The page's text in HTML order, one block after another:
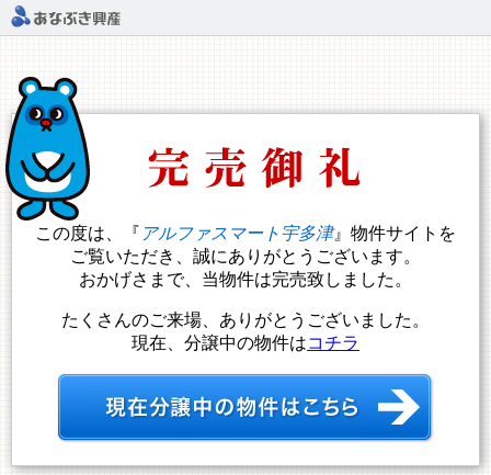
この度は、『 アルファスマート宇多津』物件サイトを
ご覧いただき、誠にありがとうございます。
おかげさまで、当物件は完売致しました。
たくさんのご来場、ありがとうございました。
現在、分譲中の物件はコチラ